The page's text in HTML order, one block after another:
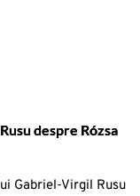
despre Rózsa
Gabriel-Virgil Rusu